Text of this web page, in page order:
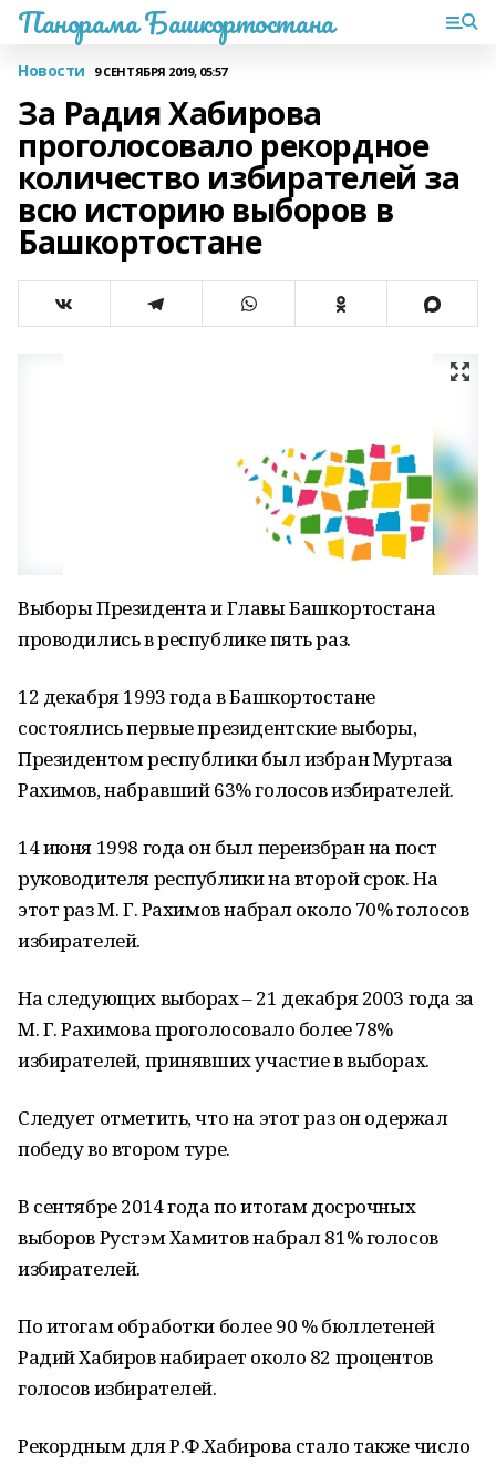
Панорама Башкортостана
Новости 9 СЕНТЯБРЯ 2019, 05:57
За Радия Хабирова
проголосовало рекордное
количество избирателей за
всю историю выборов в
Башкортостане
Выборы Президента и Главы Башкортостана
проводились в республике пять раз.
12 декабря 1993 года в Башкортостане
состоялись первые президентские выборы,
Президентом республики был избран Муртаза
Рахимов, набравший 63% голосов избирателей.
14 июня 1998 года он был переизбран на пост
руководителя республики на второй срок. На
этот раз М. Г. Рахимов набрал около 70% голосов
избирателей.
На следующих выборах – 21 декабря 2003 года за
М. Г. Рахимова проголосовало более 78%
избирателей, принявших участие в выборах.
Следует отметить, что на этот раз он одержал
победу во втором туре.
В сентябре 2014 года по итогам досрочных
выборов Рустэм Хамитов набрал 81% голосов
избирателей.
По итогам обработки более 90 % бюллетеней
Радий Хабиров набирает около 82 процентов
голосов избирателей.
Рекордным для Р.Ф.Хабирова стало также число